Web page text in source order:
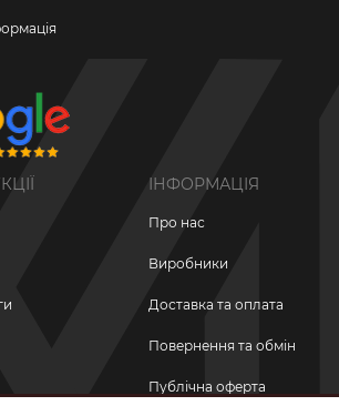
ІНФОРМАЦІЯ
Про нас
Виробники
Доставка та оплата
Повернення та обмін
Публічна оферта